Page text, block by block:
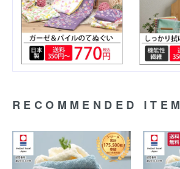
RECOMMENDED ITEM